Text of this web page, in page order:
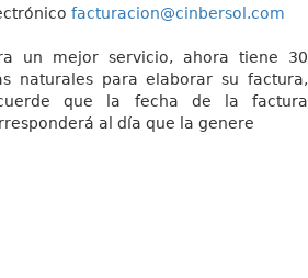
facturacion@cinbersol.com
un mejor servicio, ahora tiene 30
naturales para elaborar su factura,
que la fecha de la factura
al día que la genere